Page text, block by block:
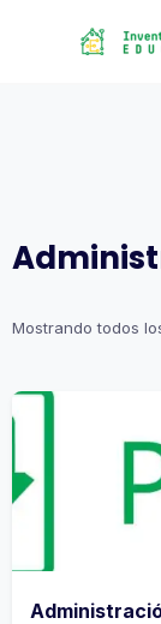
Mostrando todos